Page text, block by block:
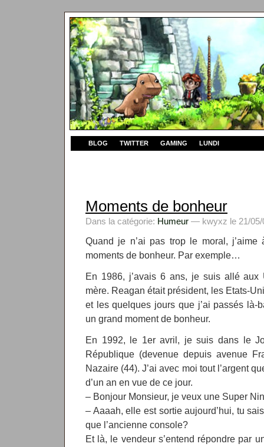
BLOG TWITTER GAMING LUNDI
Moments de bonheur
Dans la catégorie: Humeur — kwyxz le 21/05/
Quand je n’ai pas trop le moral, j’aime
moments de bonheur. Par exemple…
En 1986, j’avais 6 ans, je suis allé
mère. Reagan était président, les Etats-
et les quelques jours que j’ai passés là-
un grand moment de bonheur.
En 1992, le 1er avril, je suis dans le
République (devenue depuis avenue
Nazaire (44). J’ai avec moi tout l’argent
d’un an en vue de ce jour.
– Bonjour Monsieur, je veux une Super
– Aaaah, elle est sortie aujourd’hui, tu
que l’ancienne console?
Et là, le vendeur s’entend répondre par